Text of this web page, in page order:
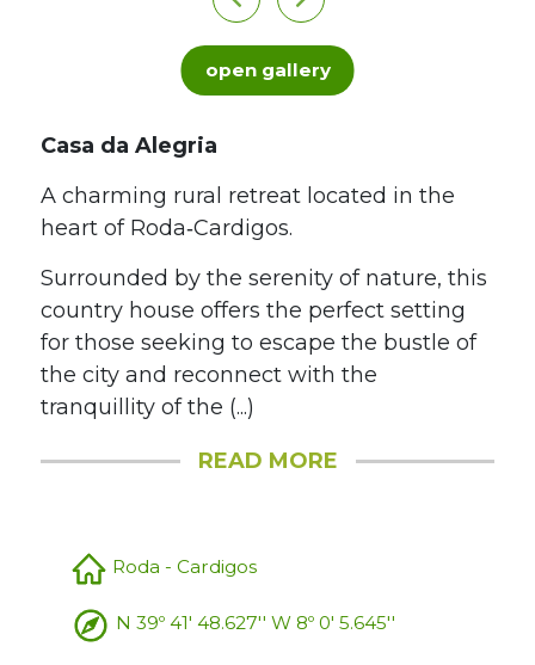
open gallery
Casa da Alegria
A charming rural retreat located in the
heart of Roda‑Cardigos.
Surrounded by the serenity of nature, this
country house offers the perfect setting
for those seeking to escape the bustle of
the city and reconnect with the
tranquillity of the (...)
READ MORE
Roda - Cardigos
N 39º 41' 48.627'' W 8º 0' 5.645''